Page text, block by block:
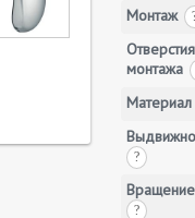
Монтаж
монтажа
Материал
?
?